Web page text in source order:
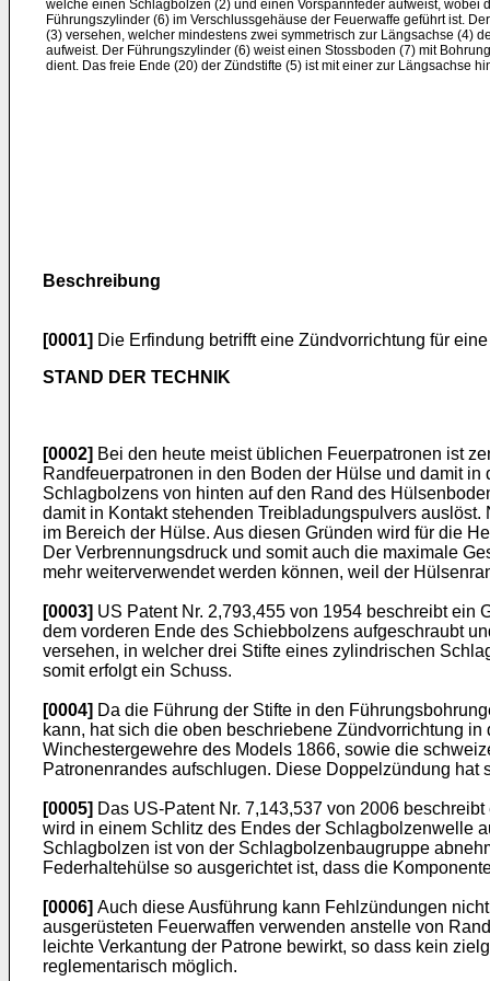
welche einen Schlagbolzen (2) und einen Vorspannfeder aufweist, wobei
Führungszylinder (6) im Verschlussgehäuse der Feuerwaffe geführt ist.
(3) versehen, welcher mindestens zwei symmetrisch zur Längsachse (4)
aufweist. Der Führungszylinder (6) weist einen Stossboden (7) mit
dient. Das freie Ende (20) der Zündstifte (5) ist mit einer zur Längsachse
Beschreibung
[0001] Die Erfindung betrifft eine Zündvorrichtung für
STAND DER TECHNIK
[0002] Bei den heute meist üblichen Feuerpatronen ist
Randfeuerpatronen in den Boden der Hülse und damit
Schlagbolzens von hinten auf den Rand des
damit in Kontakt stehenden Treibladungspulvers
im Bereich der Hülse. Aus diesen Gründen wird für die
Der Verbrennungsdruck und somit auch die maximale
mehr weiterverwendet werden können, weil der
[0003] US Patent Nr. 2,793,455 von 1954 beschreibt ein
dem vorderen Ende des Schiebbolzens aufgeschraubt
versehen, in welcher drei Stifte eines zylindrischen
somit erfolgt ein Schuss.
[0004] Da die Führung der Stifte in den
kann, hat sich die oben beschriebene Zündvorrichtung
Winchestergewehre des Models 1866, sowie die
Patronenrandes aufschlugen. Diese Doppelzündung
[0005] Das US-Patent Nr. 7,143,537 von 2006
wird in einem Schlitz des Endes der Schlagbolzenwelle
Schlagbolzen ist von der Schlagbolzenbaugruppe
Federhaltehülse so ausgerichtet ist, dass die
[0006] Auch diese Ausführung kann Fehlzündungen
ausgerüsteten Feuerwaffen verwenden anstelle von
leichte Verkantung der Patrone bewirkt, so dass kein
reglementarisch möglich.